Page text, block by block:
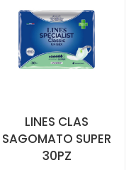
MAX
30PZ NON
È
LINES CLAS
SAGOMATO SUPER
30PZ